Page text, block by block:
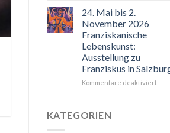
24. Mai bis 2.
November 2026
Franziskanische
Lebenskunst:
Ausstellung zu
Franziskus in
Kommentare deaktiviertfür
KATEGORIEN